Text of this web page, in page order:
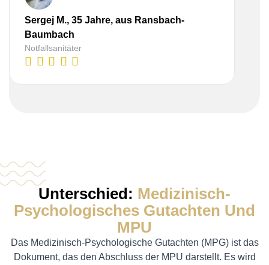
Sergej M., 35 Jahre, aus Ransbach-
Baumbach
Notfallsanitäter
Unterschied: Medizinisch-
Psychologisches Gutachten Und
MPU
Das Medizinisch-Psychologische Gutachten (MPG) ist das
Dokument, das den Abschluss der MPU darstellt. Es wird